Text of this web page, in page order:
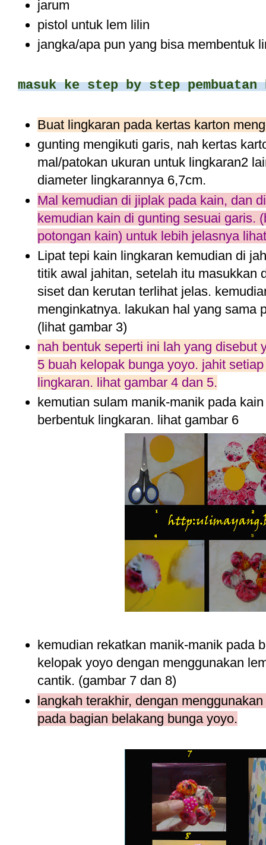
jarum
pistol untuk lem lilin
jangka/apa pun yang bisa membentuk
masuk ke step by step pembuatan
Buat lingkaran pada kertas karton
gunting mengikuti garis, nah kertas
mal/patokan ukuran untuk lingkaran2
diameter lingkarannya 6,7cm.
Mal kemudian di jiplak pada kain, dan
kemudian kain di gunting sesuai garis.
potongan kain) untuk lebih jelasnya
Lipat tepi kain lingkaran kemudian di
titik awal jahitan, setelah itu masukkan
siset dan kerutan terlihat jelas.
menginkatnya. lakukan hal yang sama
(lihat gambar 3)
nah bentuk seperti ini lah yang disebut
5 buah kelopak bunga yoyo. jahit
lingkaran. lihat gambar 4 dan 5.
kemutian sulam manik-manik pada
berbentuk lingkaran. lihat gambar 6
kemudian rekatkan manik-manik pada
kelopak yoyo dengan menggunakan
cantik. (gambar 7 dan 8)
langkah terakhir, dengan
pada bagian belakang bunga yoyo.